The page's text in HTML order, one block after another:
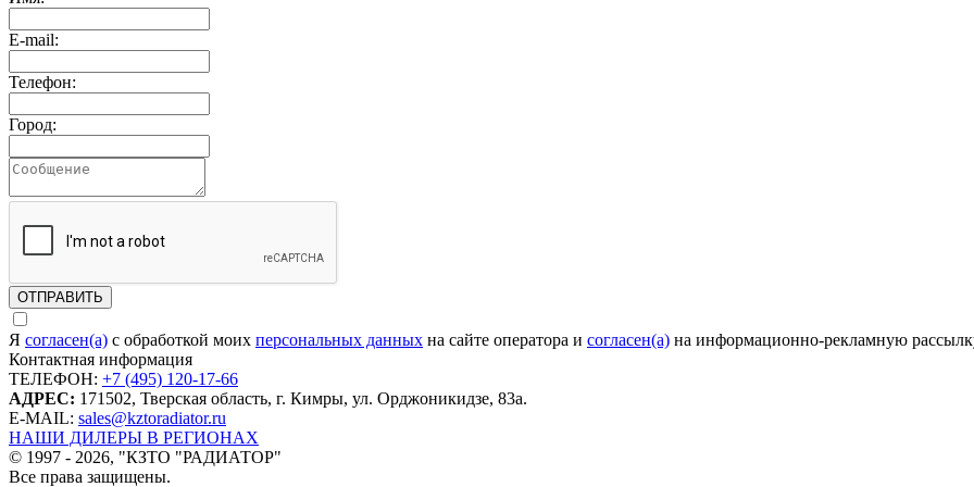
E-mail:
Телефон:
Город:
ОТПРАВИТЬ
Я согласен(а) c обработкой моих персональных данных на сайте оператора и согласен(а) на информационно-рекламную
Контактная информация
ТЕЛЕФОН: +7 (495) 120-17-66
АДРЕС: 171502, Тверская область, г. Кимры, ул. Орджоникидзе, 83а.
Е-MAIL: sales@kztoradiator.ru
НАШИ ДИЛЕРЫ В РЕГИОНАХ
© 1997 - 2026, "КЗТО "РАДИАТОР"
Все права защищены.